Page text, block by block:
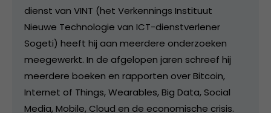
dienst van VINT (het Verkennings Instituut
Nieuwe Technologie van ICT-dienstverlener
Sogeti) heeft hij aan meerdere onderzoeken
meegewerkt. In de afgelopen jaren schreef hij
meerdere boeken en rapporten over Bitcoin,
Internet of Things, Wearables, Big Data, Social
Media, Mobile, Cloud en de economische crisis.